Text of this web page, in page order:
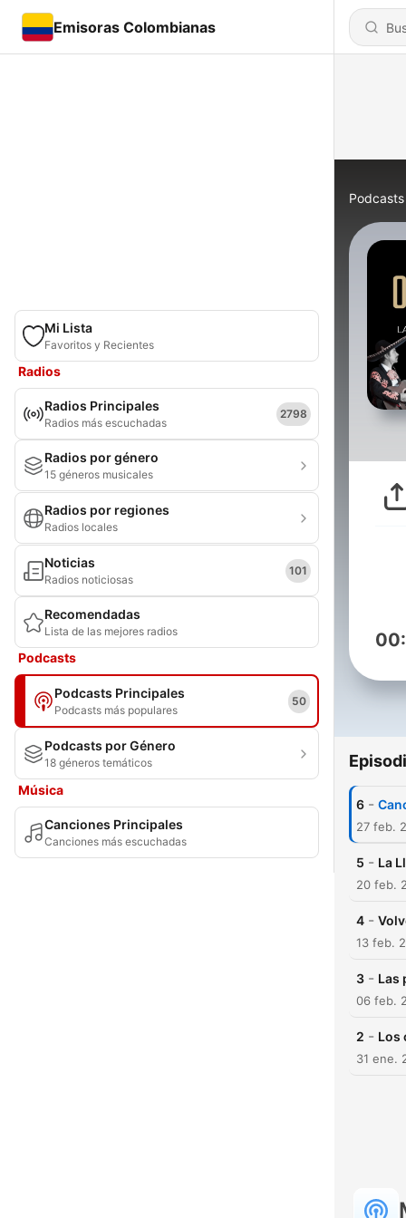
Emisoras Colombianas
Mi Lista
Favoritos y Recientes
Radios
Radios Principales
Radios más escuchadas
2798
Radios por género
15 géneros musicales
Radios por regiones
Radios locales
Noticias
Radios noticiosas
101
Recomendadas
Lista de las mejores radios
Podcasts
Podcasts Principales
Podcasts más populares
50
Podcasts por Género
18 géneros temáticos
Música
Canciones Principales
Canciones más escuchadas
Podcasts
6 -
27 feb.
5 - La
20 feb.
4 -
13 feb.
3 - Las
06 feb.
2 - Los
31 ene.